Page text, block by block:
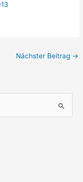
Nächster Beitrag →